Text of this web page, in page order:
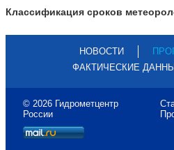
Классификация сроков
НОВОСТИ
ФАКТИЧЕСКИЕ
© 2026 Гидрометцентр
России